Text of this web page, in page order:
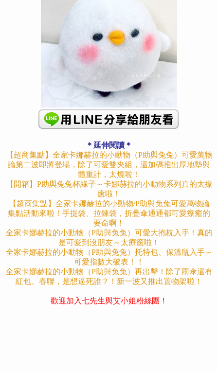
＊延伸閱讀＊
【超商集點】全家卡娜赫拉的小動物（P助與兔兔）可愛萬物
論第二波即將登場，除了可愛雙夾組，還加碼推出厚地墊與
體重計，太燒啦！
【開箱】P助與兔兔杯緣子～卡娜赫拉的小動物系列真的太療
癒啦！
【超商集點】全家卡娜赫拉的小動物/P助與兔兔可愛萬物論
集點活動來啦！手提袋、拉鍊袋，折疊傘通通都可愛療癒的
要命啊！
全家卡娜赫拉的小動物（P助與兔兔）可愛大抱枕入手！真的
是可愛到沒朋友～太療癒啦！
全家卡娜赫拉的小動物（P助與兔兔）托特包、保溫瓶入手～
可愛指數大破表！！
全家卡娜赫拉的小動物（P助與兔兔）再出擊！除了雨傘還有
紅包、春聯，是想逼死誰？！新一波又推出置物架啦！
歡迎加入七先生與艾小姐粉絲團！